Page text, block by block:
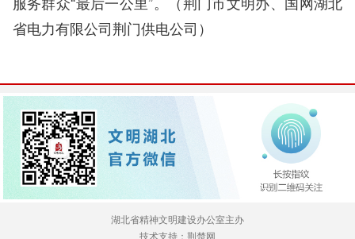
省电力有限公司荆门供电公司）
湖北省精神文明建设办公室主办
技术支持：荆楚网